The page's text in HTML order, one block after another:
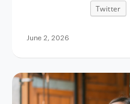
Bagaimana tidak? Di
margin keuntungan yang
platform yang
Twitter
June 2, 2026